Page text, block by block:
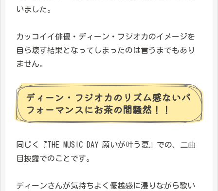
いました。
カッコイイ俳優・ディーン・フジオカのイメージを
自ら壊す結果となってしまったのは言うまでもあり
ません。
ディーン・フジオカのリズム感ないパ
フォーマンスにお茶の間騒然！！
同じく『THE MUSIC DAY 願いが叶う夏』での、二曲
目披露でのことです。
ディーンさんが気持ちよく優越感に浸りながら歌い